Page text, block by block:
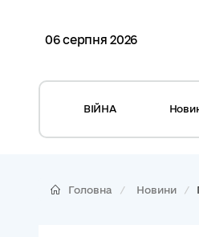
06 серпня 2026
ВІЙНА
Глосарій
Медицина
Головна Новини